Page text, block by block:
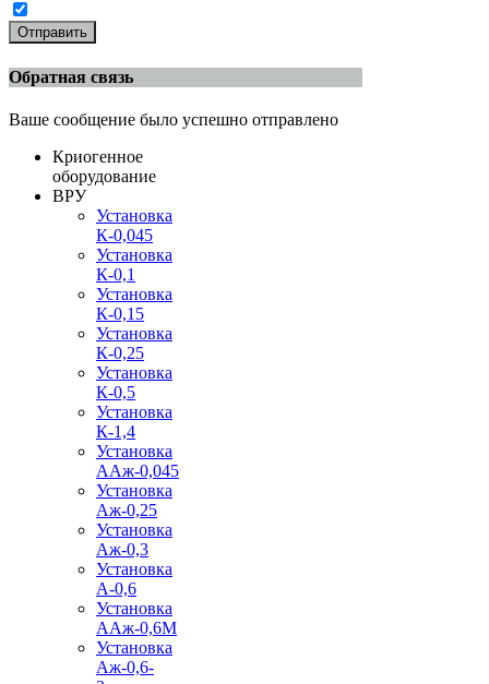
Отправить
Обратная связь
Ваше сообщение было успешно отправлено
Криогенное
оборудование
ВРУ
Установка
К-0,045
Установка
К-0,1
Установка
К-0,15
Установка
К-0,25
Установка
К-0,5
Установка
К-1,4
Установка
ААж-0,045
Установка
Аж-0,25
Установка
Аж-0,3
Установка
А-0,6
Установка
ААж-0,6М
Установка
Аж-0,6-